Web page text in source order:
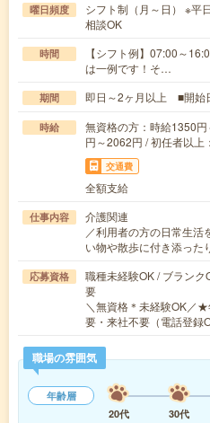
曜日頻度
シフト制（月～日） ※平
相談OK
時間
【シフト例】07:00～
は一例です！そ…
期間 即日～2ヶ月以上 ■開始
時給
無資格の方：時給1350
円～2062円 / 初任者以
交通費
全額支給
仕事内容
介護関連
／利用者の方の日常生
い物や散歩に付き添っ
応募資格
職種未経験OK / ブラン
要
＼無資格＊未経験OK／
要・来社不要（電話登
職場の雰囲気
年齢層
20代
30代